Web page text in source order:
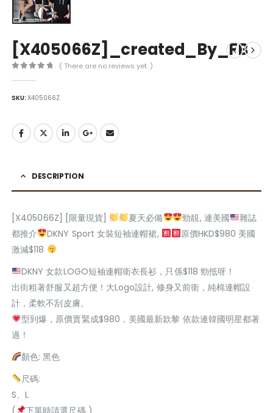
[X405066Z]_created_By_FB
( There are no reviews yet. )
SKU:X405066Z
DESCRIPTION
[X405066Z] [限量現貨] 夏天必備 勁靚, 連美國
雜誌
都推介
DKNY Sport 女裝短袖連帽裙,
原價HKD$980 美國
激減$118
DKNY 女款LOGO短袖連帽衛衣長衫，只係$118 勁抵呀！
出街粗著舒服又超方便！大Logo設計, 修身又前衛，純棉連帽設
計，柔軟不刮皮膚。
型到爆，原價賣緊成$980，美國最新款黎 依款連韓國明星都著
過！
顏色: 黑色
尺碼:
S、L
(
下單時請選尺碼 )